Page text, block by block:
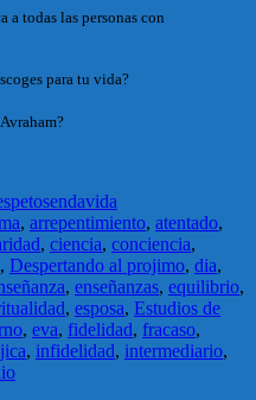
a todas las personas con
para tu vida?
sendavida
, arrepentimiento, atentado,
, ciencia, conciencia,
, Despertando al projimo, dia,
, enseñanzas, equilibrio,
, esposa, Estudios de
, eva, fidelidad, fracaso,
, infidelidad, intermediario,